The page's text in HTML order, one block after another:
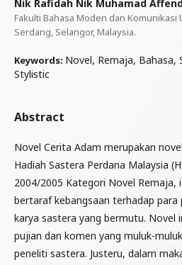
Nik Rafidah Nik Muhamad
Fakulti Bahasa Moden dan Komunikasi
Serdang, Selangor, Malaysia.
Keywords: Novel, Remaja, Bahasa,
Stylistic
Abstract
Novel Cerita Adam merupakan
Hadiah Sastera Perdana Malaysia
2004/2005 Kategori Novel Remaja,
bertaraf kebangsaan terhadap para
karya sastera yang bermutu. Novel
pujian dan komen yang muluk-
peneliti sastera. Justeru, dalam